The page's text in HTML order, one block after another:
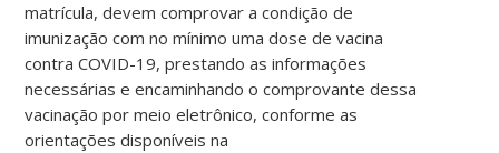
matrícula, devem comprovar a condição de
imunização com no mínimo uma dose de vacina
contra COVID-19, prestando as informações
necessárias e encaminhando o comprovante dessa
vacinação por meio eletrônico, conforme as
orientações disponíveis na